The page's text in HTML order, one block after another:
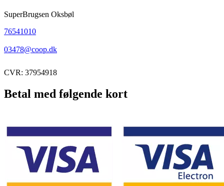
SuperBrugsen Oksbøl
76541010
03478@coop.dk
CVR: 37954918
Betal med følgende kort